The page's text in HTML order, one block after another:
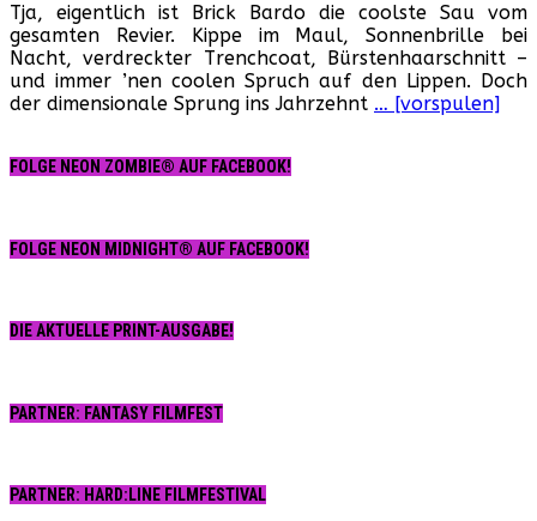
Man
Der
Cop!
Tja, eigentlich ist Brick Bardo die coolste Sau vom
gesamten Revier. Kippe im Maul, Sonnenbrille bei
Nacht, verdreckter Trenchcoat, Bürstenhaarschnitt –
und immer ’nen coolen Spruch auf den Lippen. Doch
der dimensionale Sprung ins Jahrzehnt … [vorspulen]
FOLGE NEON ZOMBIE® AUF FACEBOOK!
FOLGE NEON MIDNIGHT® AUF FACEBOOK!
DIE AKTUELLE PRINT-AUSGABE!
PARTNER: FANTASY FILMFEST
PARTNER: HARD:LINE FILMFESTIVAL